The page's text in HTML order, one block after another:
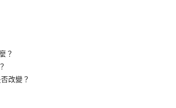
？
改變？